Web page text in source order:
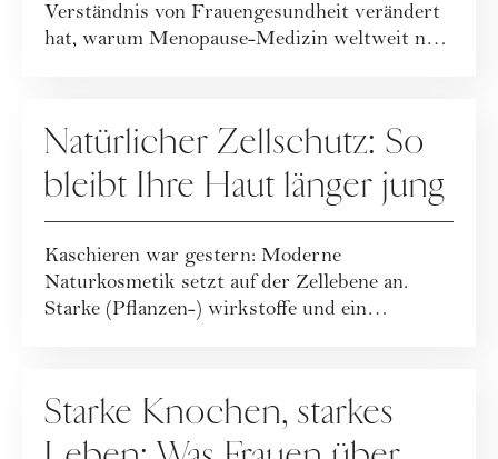
Verständnis von Frauengesundheit verändert
hat, warum Menopause-Medizin weltweit neu
Natürlicher Zellschutz: So
bleibt Ihre Haut länger jung
Kaschieren war gestern: Moderne
Naturkosmetik setzt auf der Zellebene an.
Starke (Pflanzen-) wirkstoffe und ein
Starke Knochen, starkes